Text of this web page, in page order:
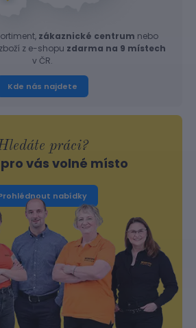
zákaznické centrum nebo
z e-shopu zdarma na 9 místech
v ČR.
Kde nás najdete
práci?
vás volné místo
nabídky